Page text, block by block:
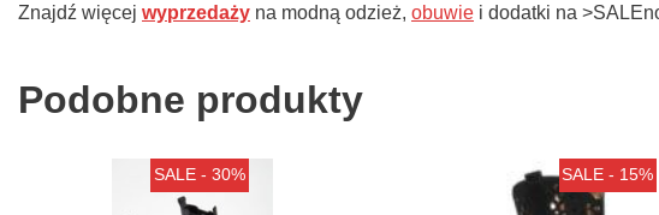
Znajdź więcej wyprzedaży na modną odzież, obuwie i dodatki na
Podobne produkty
SALE - 30% SALE - 15%